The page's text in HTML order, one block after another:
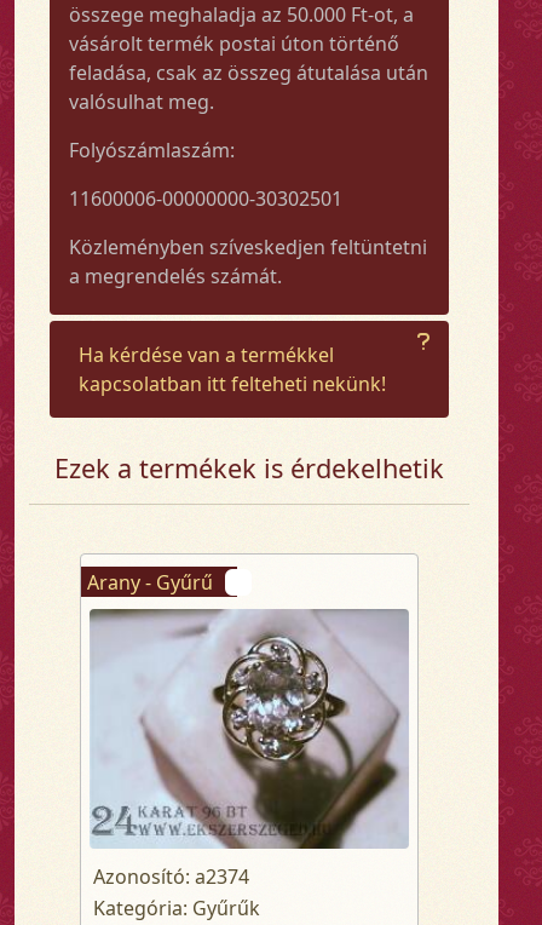
összege meghaladja az 50.000 Ft-ot, a
vásárolt termék postai úton történő
feladása, csak az összeg átutalása után
valósulhat meg.
Folyószámlaszám:
11600006-00000000-30302501
Közleményben szíveskedjen feltüntetni
a megrendelés számát.
Ha kérdése van a termékkel
kapcsolatban itt felteheti nekünk!
Ezek a termékek is érdekelhetik
Arany - Gyűrű
Azonosító: a2374
Kategória: Gyűrűk